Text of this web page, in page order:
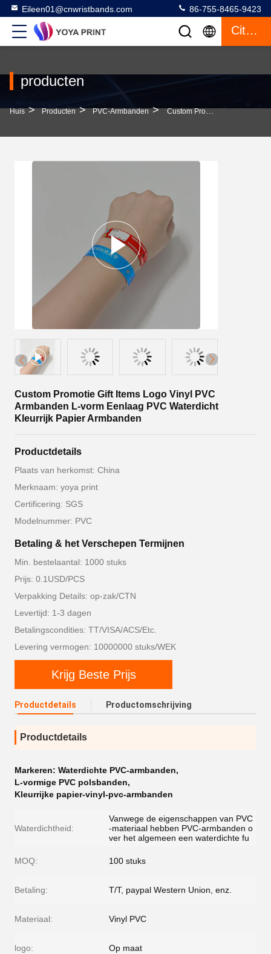
Eileen01@cnwristbands.com 86-755-8465-9423
Citaat
producten
Huis > Producten > PVC-Armbanden > Custom Promotie Gift Items Logo Vinyl PVC Armbanden L-Vorm Eenlaag PVC Waterdicht Kleurrijk Papier Armbanden
Custom Promotie Gift Items Logo Vinyl PVC
Armbanden L-vorm Eenlaag PVC Waterdicht
Kleurrijk Papier Armbanden
Productdetails
Plaats van herkomst: China
Merknaam: yoya print
Certificering: SGS
Modelnummer: PVC
Betaling & het Verschepen Termijnen
Min. bestelaantal: 1000 stuks
Prijs: 0.1USD/PCS
Verpakking Details: op-zak/CTN
Levertijd: 1-3 dagen
Betalingscondities: TT/VISA/ACS/Etc.
Levering vermogen: 10000000 stuks/WEK
Krijg Beste Prijs
Productdetails Productomschrijving
Productdetails
Markeren: Waterdichte PVC-armbanden,
L-vormige PVC polsbanden,
Kleurrijke papier-vinyl-pvc-armbanden
Waterdichtheid:
Vanwege de eigenschappen van PVC
-materiaal hebben PVC-armbanden o
ver het algemeen een waterdichte fu
MOQ: 100 stuks
Betaling: T/T, paypal Western Union, enz.
Materiaal: Vinyl PVC
logo: Op maat